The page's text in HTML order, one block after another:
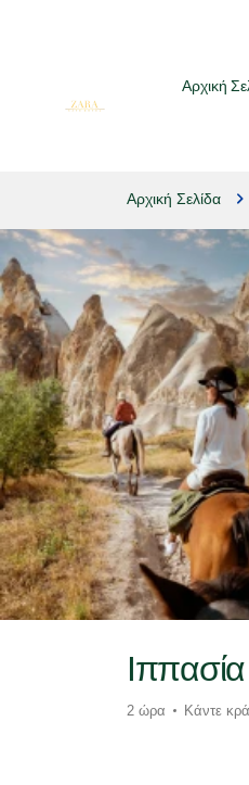
Αρχική
Αρχική Σελίδα
Ιππασία
2 ώρα Κάντε